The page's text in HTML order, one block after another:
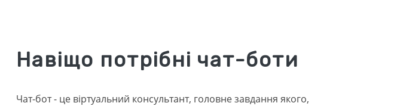
Навіщо потрібні чат-боти
Чат-бот - це віртуальний консультант, головне завдання якого,